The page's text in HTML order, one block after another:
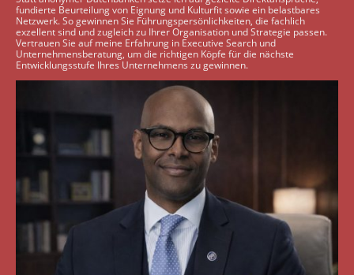
fundierte Beurteilung von Eignung und Kulturfit sowie ein belastbares
Netzwerk. So gewinnen Sie Führungspersönlichkeiten, die fachlich
exzellent sind und zugleich zu Ihrer Organisation und Strategie passen.
Vertrauen Sie auf meine Erfahrung in Executive Search und
Unternehmensberatung, um die richtigen Köpfe für die nächste
Entwicklungsstufe Ihres Unternehmens zu gewinnen.